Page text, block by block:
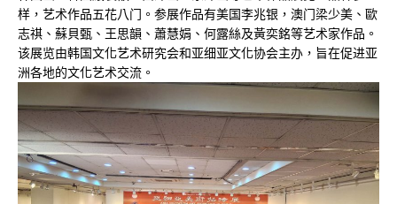
样，艺术作品五花八门。参展作品有美国李兆银，澳门梁少美、歐
志祺、蘇貝甄、王思韻、蕭慧娟、何露絲及黃奕銘等艺术家作品。
该展览由韩国文化艺术研究会和亚细亚文化协会主办，旨在促进亚
洲各地的文化艺术交流。